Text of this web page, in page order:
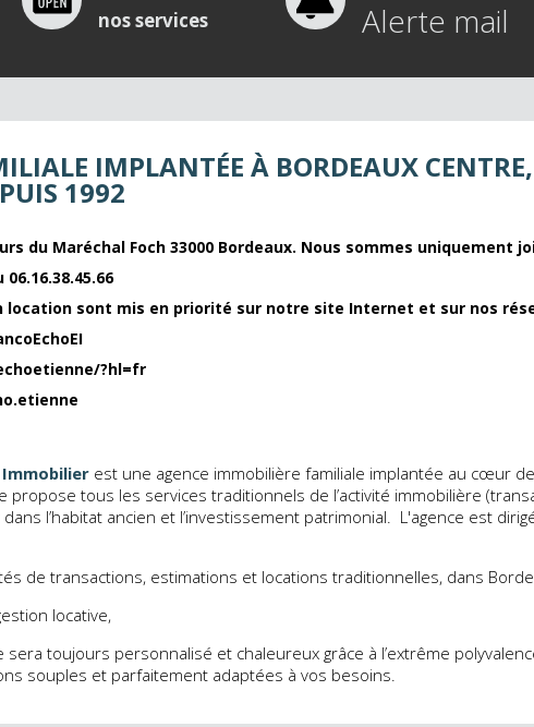
nos services Alerte mail
IMPLANTÉE À BORDEAUX
1992
du Maréchal Foch 33000 Bordeaux. Nous sommes uniquement
06.16.38.45.66
location sont mis en priorité sur notre site Internet et sur nos
?hl=fr
Immobilier est une agence immobilière familiale implantée au cœur
propose tous les services traditionnels de l’activité immobilière
l’habitat ancien et l’investissement patrimonial. L'agence est
de transactions, estimations et locations traditionnelles, dans
locative,
sera toujours personnalisé et chaleureux grâce à l’extrême
souples et parfaitement adaptées à vos besoins.